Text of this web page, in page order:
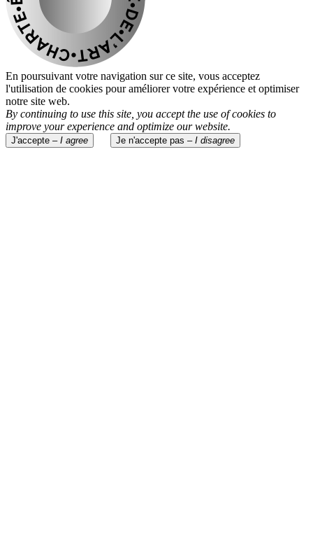
En poursuivant votre navigation sur ce site, vous acceptez
l'utilisation de cookies pour améliorer votre expérience et optimiser
notre site web.
By continuing to use this site, you accept the use of cookies to
improve your experience and optimize our website.
J'accepte – I agree Je n'accepte pas – I disagree